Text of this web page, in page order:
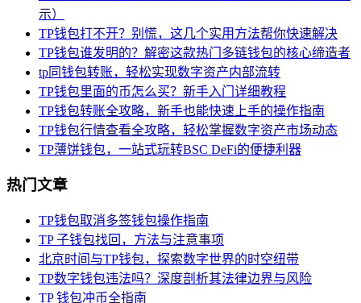
示）
TP钱包打不开？别慌，这几个实用方法帮你快速解决
TP钱包谁发明的？解密这款热门多链钱包的核心缔造者
tp同钱包转账，轻松实现数字资产内部流转
TP钱包里面的币怎么买？新手入门详细教程
TP钱包转账全攻略，新手也能快速上手的操作指南
TP钱包行情查看全攻略，轻松掌握数字资产市场动态
TP薄饼钱包，一站式玩转BSC DeFi的便捷利器
热门文章
TP钱包取消多签钱包操作指南
TP 子钱包找回，方法与注意事项
北京时间与TP钱包，探索数字世界的时空纽带
TP数字钱包违法吗？深度剖析其法律边界与风险
TP 钱包冲币全指南